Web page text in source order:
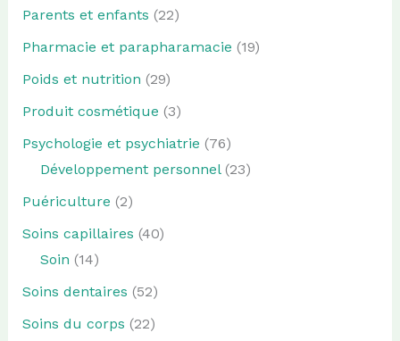
Parents et enfants (22)
Pharmacie et parapharamacie (19)
Poids et nutrition (29)
Produit cosmétique (3)
Psychologie et psychiatrie (76)
Développement personnel(23)
Puériculture (2)
Soins capillaires (40)
Soin (14)
Soins dentaires (52)
Soins du corps (22)